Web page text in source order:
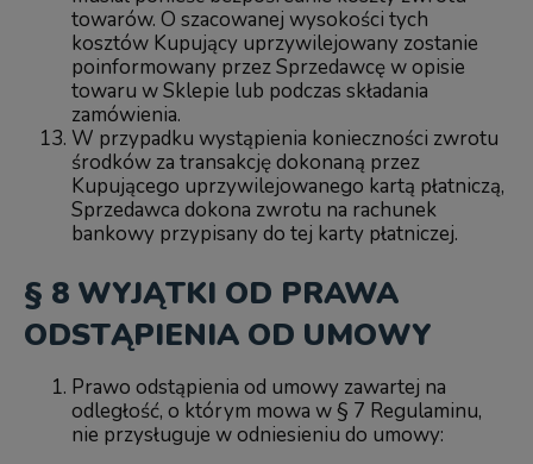
towarów. O szacowanej wysokości tych
kosztów Kupujący uprzywilejowany zostanie
poinformowany przez Sprzedawcę w opisie
towaru w Sklepie lub podczas składania
zamówienia.
W przypadku wystąpienia konieczności zwrotu
środków za transakcję dokonaną przez
Kupującego uprzywilejowanego kartą płatniczą,
Sprzedawca dokona zwrotu na rachunek
bankowy przypisany do tej karty płatniczej.
§ 8 WYJĄTKI OD PRAWA
ODSTĄPIENIA OD UMOWY
Prawo odstąpienia od umowy zawartej na
odległość, o którym mowa w § 7 Regulaminu,
nie przysługuje w odniesieniu do umowy: